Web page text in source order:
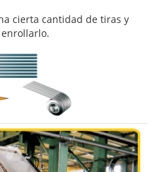
cierta cantidad de tiras y